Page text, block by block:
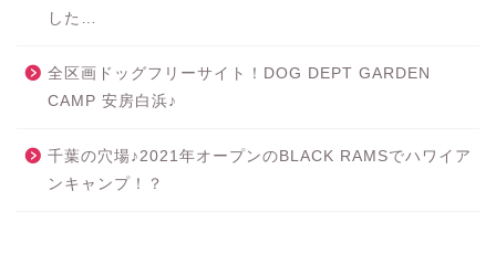
した…
全区画ドッグフリーサイト！DOG DEPT GARDEN
CAMP 安房白浜♪
千葉の穴場♪2021年オープンのBLACK RAMSでハワイア
ンキャンプ！？